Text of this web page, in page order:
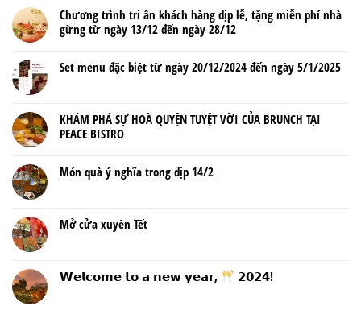
Chương trình tri ân khách hàng dịp lễ, tặng miễn phí nhà
gừng từ ngày 13/12 đến ngày 28/12
Set menu đặc biệt từ ngày 20/12/2024 đến ngày 5/1/2025
KHÁM PHÁ SỰ HOÀ QUYỆN TUYỆT VỜI CỦA BRUNCH TẠI
PEACE BISTRO
Món quà ý nghĩa trong dịp 14/2
Mở cửa xuyên Tết
𝗪𝗲𝗹𝗰𝗼𝗺𝗲 𝘁𝗼 𝗮 𝗻𝗲𝘄 𝘆𝗲𝗮𝗿, 𝟮𝟬𝟮𝟰!